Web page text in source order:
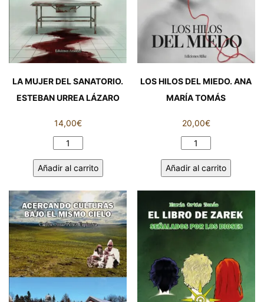
LA MUJER DEL SANATORIO.
ESTEBAN URREA LÁZARO
14,00€
DEL
ESTEBAN
URREA
LÁZARO
cantidad
Añadir al carrito
LOS HILOS DEL MIEDO. ANA
MARÍA TOMÁS
20,00€
LOS
DEL
MARÍA
TOMÁS
Añadir al carrito